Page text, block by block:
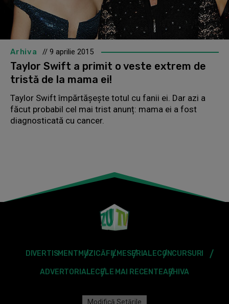
Arhiva // 9 aprilie 2015
Taylor Swift a primit o veste extrem de
tristă de la mama ei!
Taylor Swift împărtășește totul cu fanii ei. Dar azi a
făcut probabil cel mai trist anunț: mama ei a fost
diagnosticată cu cancer.
DIVERTISMENT MUZICĂFILMESERIALECONCURSURI
ADVERTORIALECELE MAI RECENTEARHIVA
Modifică Setările